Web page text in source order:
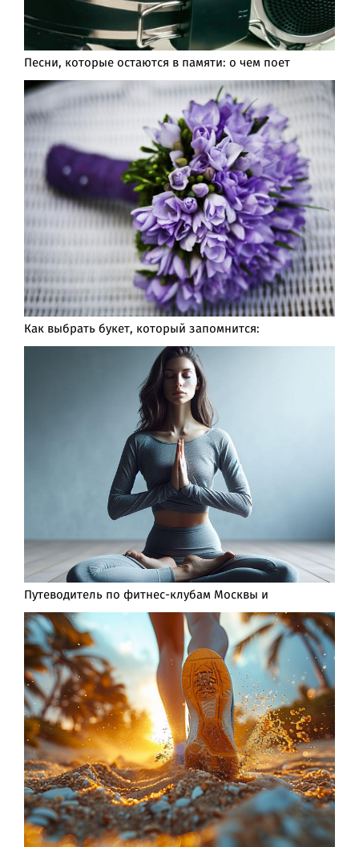
Песни, которые остаются в памяти: о чем поет
Как выбрать букет, который запомнится:
Путеводитель по фитнес-клубам Москвы и